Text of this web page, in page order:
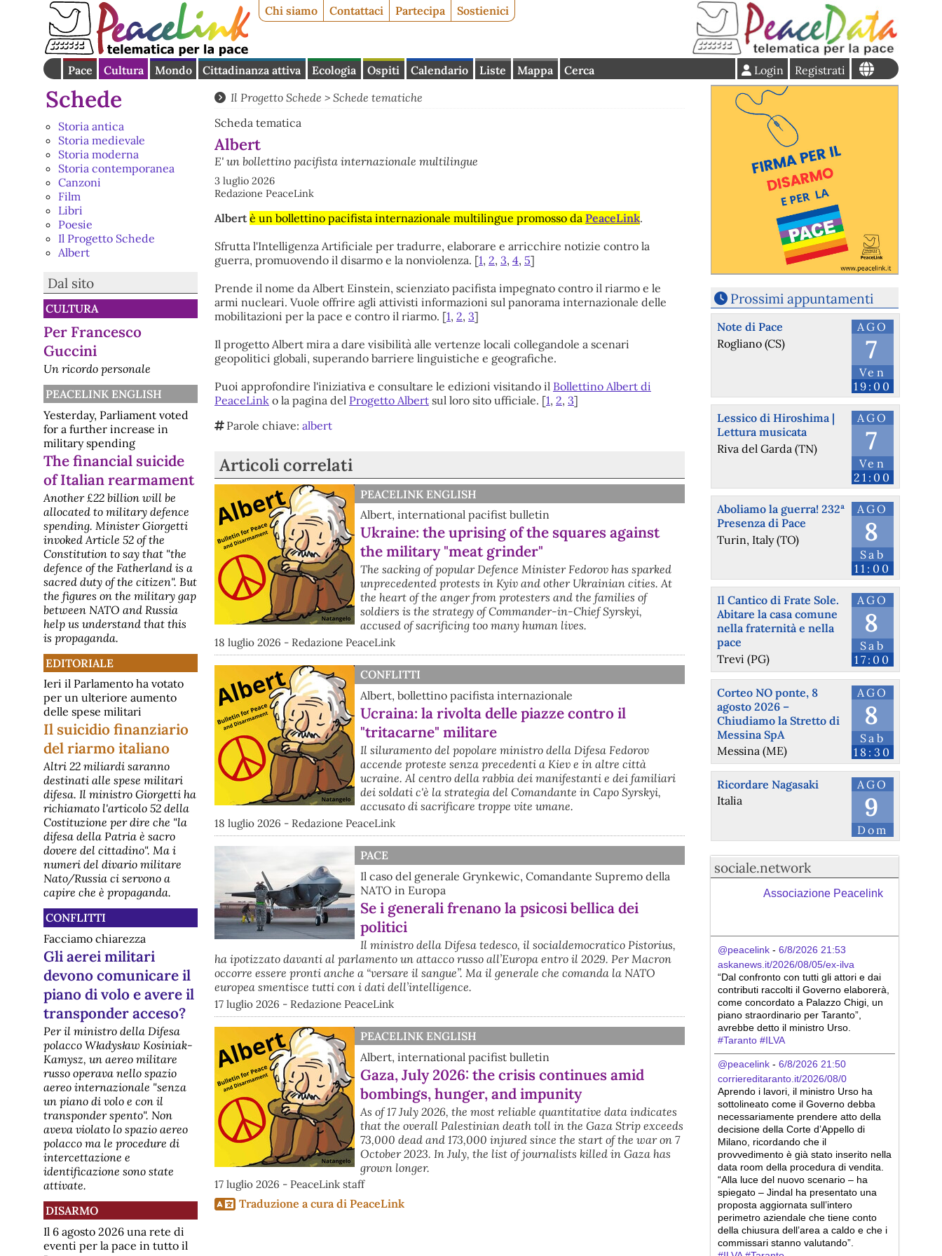
Chi siamo Contattaci Partecipa Sostienici
Pace Cultura Mondo Cittadinanza attiva Ecologia Ospiti Calendario Liste Mappa Cerca Registrati
Login
Schede
Storia antica
Storia medievale
Storia moderna
Storia contemporanea
Canzoni
Film
Libri
Poesie
Il Progetto Schede
Albert
Dal sito
CULTURA
Per Francesco
Guccini
Un ricordo personale
PEACELINK ENGLISH
Yesterday, Parliament voted
for a further increase in
military spending
The financial suicide
of Italian rearmament
Another £22 billion will be
allocated to military defence
spending. Minister Giorgetti
invoked Article 52 of the
Constitution to say that "the
defence of the Fatherland is a
sacred duty of the citizen". But
the figures on the military gap
between NATO and Russia
help us understand that this
is propaganda.
EDITORIALE
Ieri il Parlamento ha votato
per un ulteriore aumento
delle spese militari
Il suicidio finanziario
del riarmo italiano
Altri 22 miliardi saranno
destinati alle spese militari
difesa. Il ministro Giorgetti ha
richiamato l'articolo 52 della
Costituzione per dire che "la
difesa della Patria è sacro
dovere del cittadino". Ma i
numeri del divario militare
Nato/Russia ci servono a
capire che è propaganda.
CONFLITTI
Facciamo chiarezza
Gli aerei militari
devono comunicare il
piano di volo e avere il
transponder acceso?
Per il ministro della Difesa
polacco Władysław Kosiniak-
Kamysz, un aereo militare
russo operava nello spazio
aereo internazionale "senza
un piano di volo e con il
transponder spento". Non
aveva violato lo spazio aereo
polacco ma le procedure di
intercettazione e
identificazione sono state
attivate.
DISARMO
Il 6 agosto 2026 una rete di
eventi per la pace in tutto il
Il Progetto Schede >Schede tematiche
Scheda tematica
Albert
E' un bollettino pacifista internazionale multilingue
3 luglio 2026
Redazione PeaceLink
Albert è un bollettino pacifista internazionale multilingue promosso da PeaceLink.
Sfrutta l'Intelligenza Artificiale per tradurre, elaborare e arricchire notizie contro la
guerra, promuovendo il disarmo e la nonviolenza. [1, 2, 3, 4, 5]
Prende il nome da Albert Einstein, scienziato pacifista impegnato contro il riarmo e le
armi nucleari. Vuole offrire agli attivisti informazioni sul panorama internazionale delle
mobilitazioni per la pace e contro il riarmo. [1, 2, 3]
Il progetto Albert mira a dare visibilità alle vertenze locali collegandole a scenari
geopolitici globali, superando barriere linguistiche e geografiche.
Puoi approfondire l'iniziativa e consultare le edizioni visitando il Bollettino Albert di
PeaceLinko la pagina del Progetto Albertsul loro sito ufficiale. [1, 2, 3]
Parole chiave:albert
Articoli correlati
PEACELINK ENGLISH
Albert, international pacifist bulletin
Ukraine: the uprising of the squares against
the military "meat grinder"
The sacking of popular Defence Minister Fedorov has sparked
unprecedented protests in Kyiv and other Ukrainian cities. At
the heart of the anger from protesters and the families of
soldiers is the strategy of Commander-in-Chief Syrskyi,
accused of sacrificing too many human lives.
18 luglio 2026 - Redazione PeaceLink
CONFLITTI
Albert, bollettino pacifista internazionale
Ucraina: la rivolta delle piazze contro il
"tritacarne" militare
Il siluramento del popolare ministro della Difesa Fedorov
accende proteste senza precedenti a Kiev e in altre città
ucraine. Al centro della rabbia dei manifestanti e dei familiari
dei soldati c'è la strategia del Comandante in Capo Syrskyi,
accusato di sacrificare troppe vite umane.
18 luglio 2026 - Redazione PeaceLink
PACE
Il caso del generale Grynkewic, Comandante Supremo della
NATO in Europa
Se i generali frenano la psicosi bellica dei
politici
Il ministro della Difesa tedesco, il socialdemocratico Pistorius,
ha ipotizzato davanti al parlamento un attacco russo all’Europa entro il 2029. Per Macron
occorre essere pronti anche a “versare il sangue”. Ma il generale che comanda la NATO
europea smentisce tutti con i dati dell’intelligence.
17 luglio 2026 - Redazione PeaceLink
PEACELINK ENGLISH
Albert, international pacifist bulletin
Gaza, July 2026: the crisis continues amid
bombings, hunger, and impunity
As of 17 July 2026, the most reliable quantitative data indicates
that the overall Palestinian death toll in the Gaza Strip exceeds
73,000 dead and 173,000 injured since the start of the war on 7
October 2023. In July, the list of journalists killed in Gaza has
grown longer.
17 luglio 2026 - PeaceLink staff
Traduzione a cura di PeaceLink
Prossimi appuntamenti
AGO
7
Ven
19:00
Note di Pace
Rogliano (CS)
AGO
7
Ven
21:00
Lessico di Hiroshima |
Lettura musicata
Riva del Garda (TN)
AGO
8
Sab
11:00
Aboliamo la guerra! 232ª
Presenza di Pace
Turin, Italy (TO)
AGO
8
Sab
17:00
Il Cantico di Frate Sole.
Abitare la casa comune
nella fraternità e nella
pace
Trevi (PG)
AGO
8
Sab
18:30
Corteo NO ponte, 8
agosto 2026 –
Chiudiamo la Stretto di
Messina SpA
Messina (ME)
AGO
9
Dom
Ricordare Nagasaki
Italia
sociale.network
Associazione Peacelink
@peacelink - 6/8/2026 21:53
askanews.it/2026/08/05/ex-ilva
“Dal confronto con tutti gli attori e dai
contributi raccolti il Governo elaborerà,
come concordato a Palazzo Chigi, un
piano straordinario per Taranto”,
avrebbe detto il ministro Urso.
#Taranto #ILVA
@peacelink - 6/8/2026 21:50
corriereditaranto.it/2026/08/0
Aprendo i lavori, il ministro Urso ha
sottolineato come il Governo debba
necessariamente prendere atto della
decisione della Corte d’Appello di
Milano, ricordando che il
provvedimento è già stato inserito nella
data room della procedura di vendita.
“Alla luce del nuovo scenario – ha
spiegato – Jindal ha presentato una
proposta aggiornata sull’intero
perimetro aziendale che tiene conto
della chiusura dell’area a caldo e che i
commissari stanno valutando”.